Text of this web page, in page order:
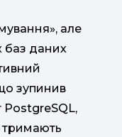
але
баз даних
зупинив
PostgreSQL,
тримають